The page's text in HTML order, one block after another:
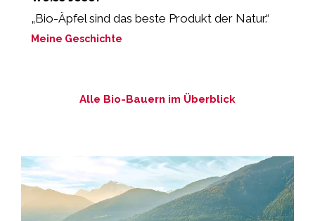
„Bio-Äpfel sind das beste Produkt der Natur.“
Meine Geschichte
Alle Bio-Bauern im Überblick